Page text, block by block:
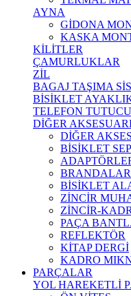
AYNA
GİDONA
KASKA
KİLİTLER
ÇAMURLUKLAR
ZİL
BAGAJ TAŞIMA
BİSİKLET
TELEFON
DİĞER
DİĞER
BİSİKLET
BRANDALAR
BİSİKLET
ZİNCİR
ZİNCİR-
PAÇA
REFLEKTÖR
KİTAP DERGİ
KADRO
PARÇALAR
YOL HAREKETLİ